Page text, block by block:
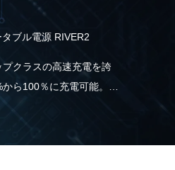
ブル電源 RIVER2
クラスの高速充電を誇
ら100％に充電可能。こ
ブル電源と比べて5倍速
も充電時間の短縮が実
が必要な場合でも、